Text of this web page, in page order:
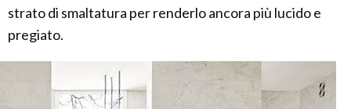
strato di smaltatura per renderlo ancora più lucido e
pregiato.